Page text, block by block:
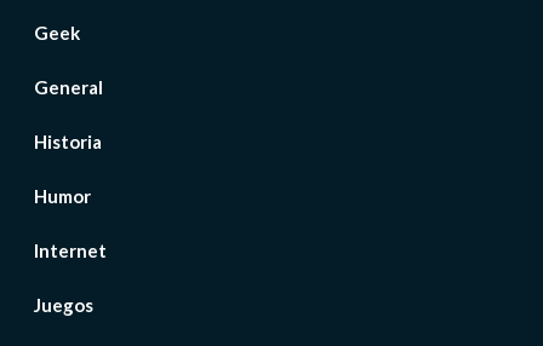
Geek
General
Historia
Humor
Internet
Juegos